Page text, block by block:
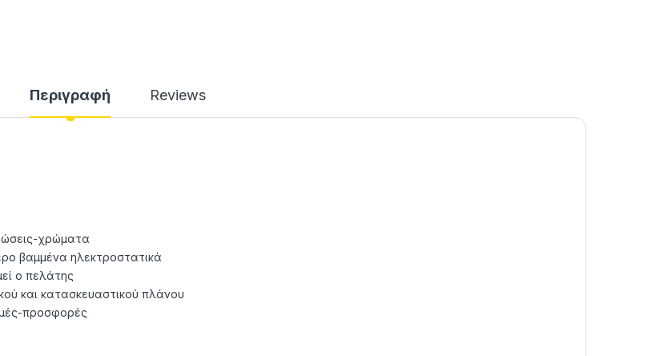
Περιγραφή Reviews
χρώματα
βαμμένα ηλεκτροστατικά
ο πελάτης
και κατασκευαστικού πλάνου
προσφορές